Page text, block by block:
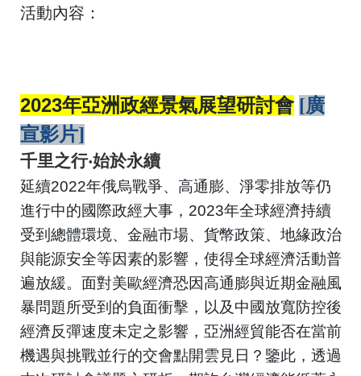
活動內容：
2023年亞洲政經景氣展望研討會 [廣
宣影片]
千里之行‧始於永續
延續2022年俄烏戰爭、高通膨、淨零排放等仍
進行中的國際政經大事， 2023年全球經濟持續
受到總體環境、金融市場、貨幣政策、地緣政治
與能源安全等因素的影響，使得全球經濟活動普
遍放緩。面對美歐經濟恐因高通膨與近期金融風
暴問題所受到的負面衝擊，以及中國放寬防控後
經濟反彈速度未定之影響，亞洲經貿能否在當前
機遇與挑戰並行的交會點開雲見日？鑒此，透過